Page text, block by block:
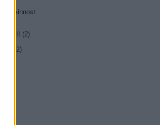
8)
nevinnost
II (2)
X (12)